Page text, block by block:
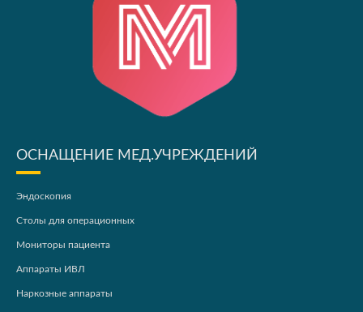
ОСНАЩЕНИЕ МЕД.УЧРЕЖДЕНИЙ
Эндоскопия
Столы для операционных
Мониторы пациента
Аппараты ИВЛ
Наркозные аппараты